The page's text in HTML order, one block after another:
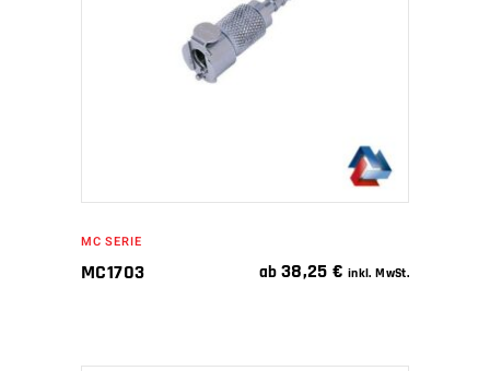
WEITERLESEN
MC SERIE
MC1703 ab 38,25€ inkl. MwSt.